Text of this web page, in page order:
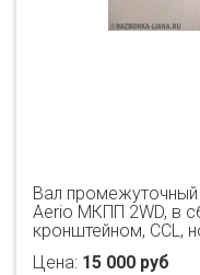
Вал промежуточный
Aerio МКПП 2WD, в
кронштейном, CCL,
Цена: 15 000 руб